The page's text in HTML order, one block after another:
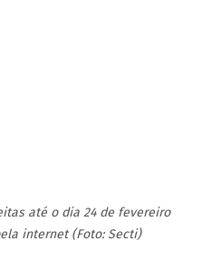
até o dia 24 de fevereiro
internet (Foto: Secti)